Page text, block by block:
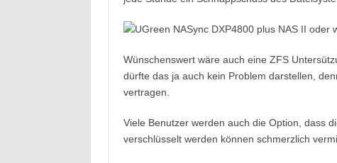
Wünschenswert wäre auch eine ZFS
dürfte das ja auch kein Problem darstellen,
vertragen.
Viele Benutzer werden auch die Option, dass
verschlüsselt werden können schmerzlich